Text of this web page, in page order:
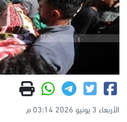
الأربعاء 3 يونيو 2026 03:14 م